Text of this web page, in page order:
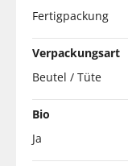
Fertigpackung
Verpackungsart
Beutel / Tüte
Bio
Ja